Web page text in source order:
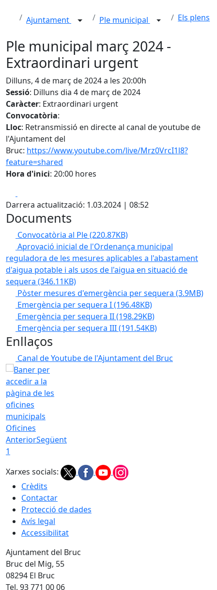
Ajuntament Ple municipal Els plens
Ple municipal març 2024 -
Extraordinari urgent
Dilluns, 4 de març de 2024 a les 20:00h
Sessió: Dilluns dia 4 de març de 2024
Caràcter: Extraordinari urgent
Convocatòria:
Lloc: Retransmissió en directe al canal de youtube de
l'Ajuntament del
Bruc: https://www.youtube.com/live/Mrz0VrcI1l8?
feature=shared
Hora d'inici: 20:00 hores
Darrera actualització: 1.03.2024 | 08:52
Documents
Convocatòria al Ple(220.87KB)
Aprovació inicial de l'Ordenança municipal
reguladora de les mesures aplicables a l'abastament
d'aigua potable i als usos de l'aigua en situació de
sequera (346.11KB)
Pòster mesures d'emergència per sequera (3.9MB)
Emergència per sequera I(196.48KB)
Emergència per sequera II(198.29KB)
Emergència per sequera III(191.54KB)
Enllaços
Canal de Youtube de l'Ajuntament del Bruc
Oficines
AnteriorSegüent
1
Xarxes socials:
Crèdits
Contactar
Protecció de dades
Avís legal
Accessibilitat
Ajuntament del Bruc
Bruc del Mig, 55
08294 El Bruc
Tel. 93 771 00 06